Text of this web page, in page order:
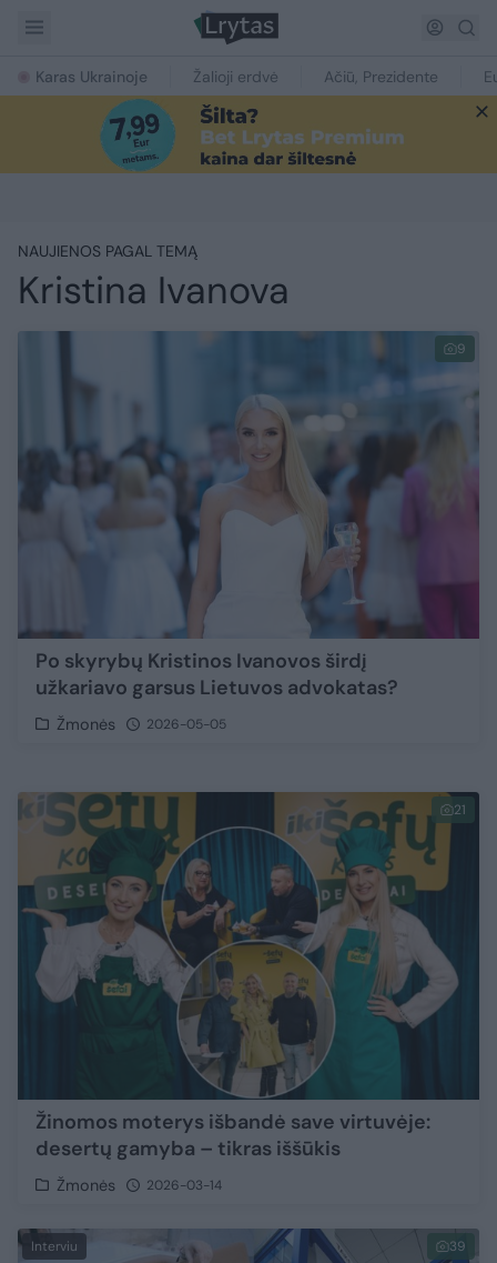
Karas Ukrainoje Žalioji erdvė Ačiū, Prezidente
NAUJIENOS PAGAL TEMĄ
Kristina Ivanova
9
Po skyrybų Kristinos Ivanovos širdį
užkariavo garsus Lietuvos advokatas?
Žmonės 2026-05-05
21
Žinomos moterys išbandė save virtuvėje:
desertų gamyba – tikras iššūkis
Žmonės 2026-03-14
Interviu 39